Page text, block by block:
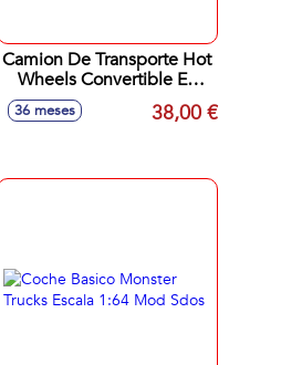
Camion De Transporte Hot
Wheels Convertible En
Pista De Coches.
36 meses 38,00 €